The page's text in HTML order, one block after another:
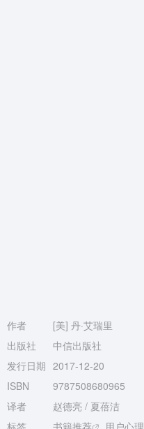
作者
[美] 丹·艾瑞里
出版社
中信出版社
发行日期 2017-12-20
ISBN
9787508680965
译者
赵德亮 / 夏蓓洁
标签
书籍推荐 用户心理